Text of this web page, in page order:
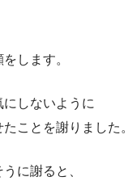
します。
しないように
ことを謝りました。
に謝ると、